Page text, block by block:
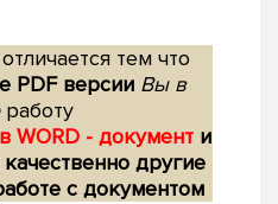
тем что
PDF версии Вы в
работу
WORD - документ и
другие
с документом